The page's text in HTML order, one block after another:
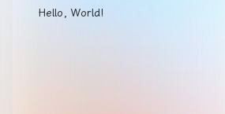
Hello, World!